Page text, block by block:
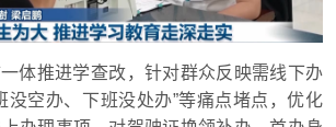
体推进学查改，针对群众反映需线下办
没空办、下班没处办”等痛点堵点，优化